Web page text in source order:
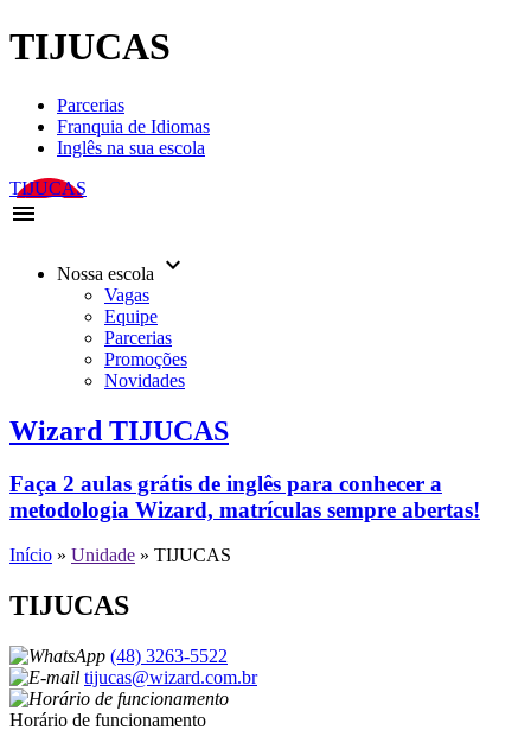
TIJUCAS
Parcerias
Franquia de Idiomas
Inglês na sua escola
TIJUCAS
menu
Nossa escola keyboard_arrow_down
Vagas
Equipe
Parcerias
Promoções
Novidades
Wizard TIJUCAS
Faça 2 aulas grátis de inglês para conhecer a
metodologia Wizard, matrículas sempre abertas!
Início » Unidade » TIJUCAS
TIJUCAS
(48) 3263-5522
tijucas@wizard.com.br
Horário de funcionamento